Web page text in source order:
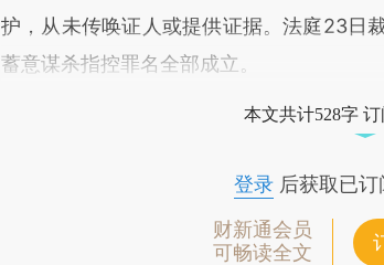
护，从未传唤证人或提供证据。法庭23日
蓄意谋杀指控罪名全部成立。
本文共计528字
登录后获取已订
财新通会员
可畅读全文